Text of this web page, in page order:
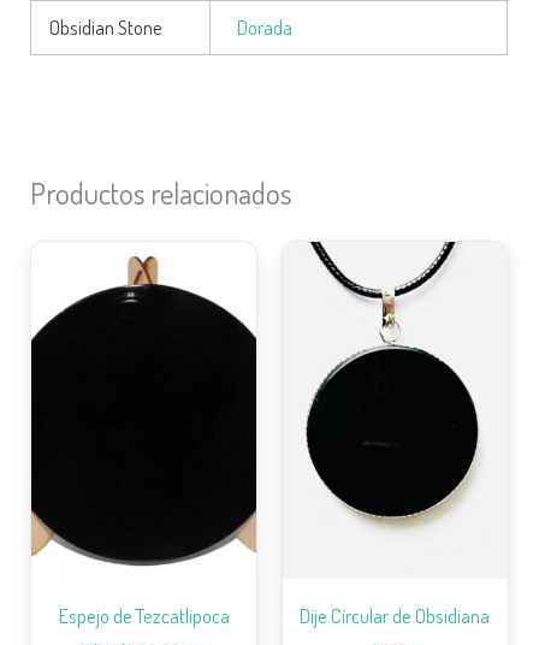
Obsidian Stone Dorada
Productos relacionados
Espejo de Tezcatlipoca
precios:
Dije Circular de Obsidiana